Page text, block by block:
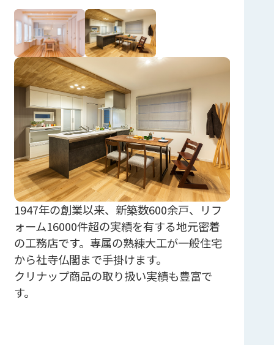
1947年の創業以来、新築数600余戸、リフ
ォーム16000件超の実績を有する地元密着
の工務店です。専属の熟練大工が一般住宅
から社寺仏閣まで手掛けます。
クリナップ商品の取り扱い実績も豊富で
す。